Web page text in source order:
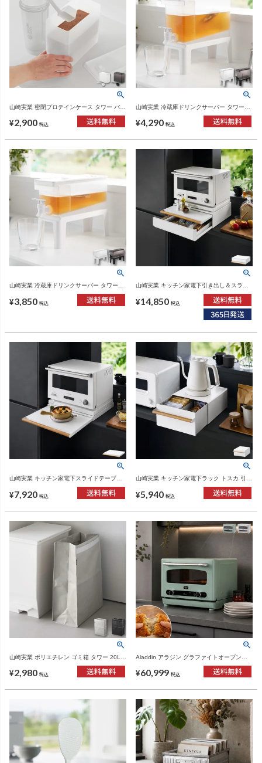
山崎実業 密閉プロテインケース タワー バル
ズ
¥2,900 税込
山崎実業 冷蔵庫ドリンクサーバー タワー
タワーシリーズ
¥4,290 税込
山崎実業 冷蔵庫ドリンクサーバー タワー
1.8L スタンド付き tower | キッチン雑貨・
タワーシリーズ
¥3,850 税込
山崎実業 キッチン家電下引き出し＆スライ
ドテーブル トスカ tosca | キッチン雑貨・ト
スカシリーズ
¥14,850 税込
山崎実業 キッチン家電下スライドテーブル
トスカ tosca | キッチン雑貨・トスカシリー
ズ
¥7,920 税込
山崎実業 キッチン家電下ラック トスカ 引き
出し付き tosca | キッチン雑貨・トスカシリ
ーズ
¥5,940 税込
山崎実業 ポリエチレン ゴミ箱 タワー 20L
ゴミ箱
¥2,980 税込
Aladdin アラジン グラファイトオーブンレ
レンジ
¥60,999 税込